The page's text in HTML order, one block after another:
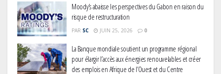
Moody’s abaisse les perspectives du Gabon en raison du
risque de restructuration
PAR SC JUIN 25, 2026 0
La Banque mondiale soutient un programme régional
pour élargir l’accès aux énergies renouvelables et créer
des emplois en Afrique de l’Ouest et du Centre